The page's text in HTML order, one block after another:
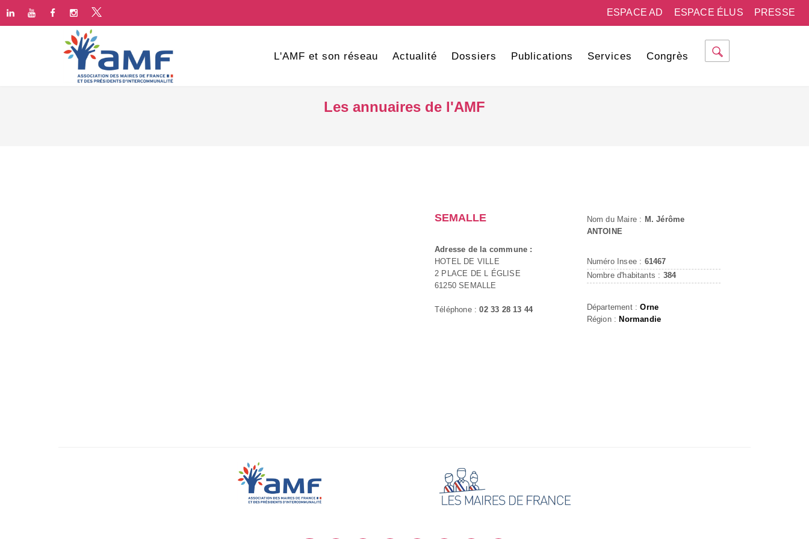
PRESSE
ESPACE ÉLUS
ESPACE AD
L'AMF et son réseau Actualité Dossiers Publications Services Congrès
Les annuaires de l'AMF
SEMALLE
Adresse de la commune :
HOTEL DE VILLE
2 PLACE DE L ÉGLISE
61250 SEMALLE
Téléphone :02 33 28 13 44
Nom du Maire : M. Jérôme
ANTOINE
Numéro Insee : 61467
Nombre d'habitants : 384
Département :Orne
Région : Normandie